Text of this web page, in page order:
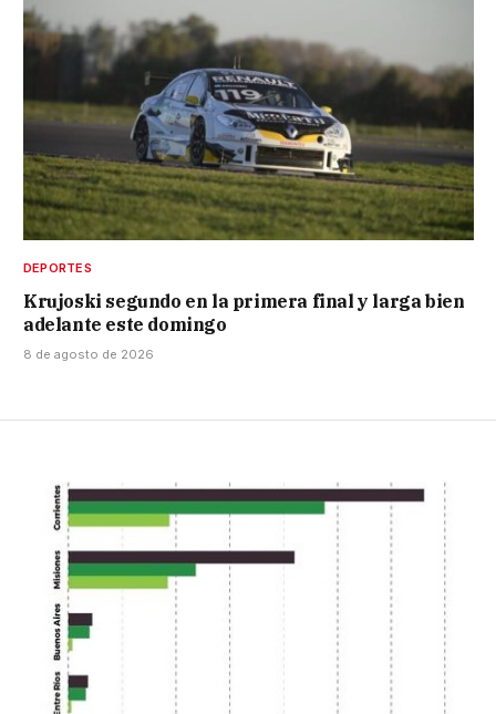
DEPORTES
Krujoski segundo en la primera final y larga bien
adelante este domingo
8 de agosto de 2026